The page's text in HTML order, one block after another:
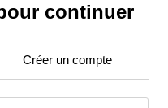
continuer
Créer un compte